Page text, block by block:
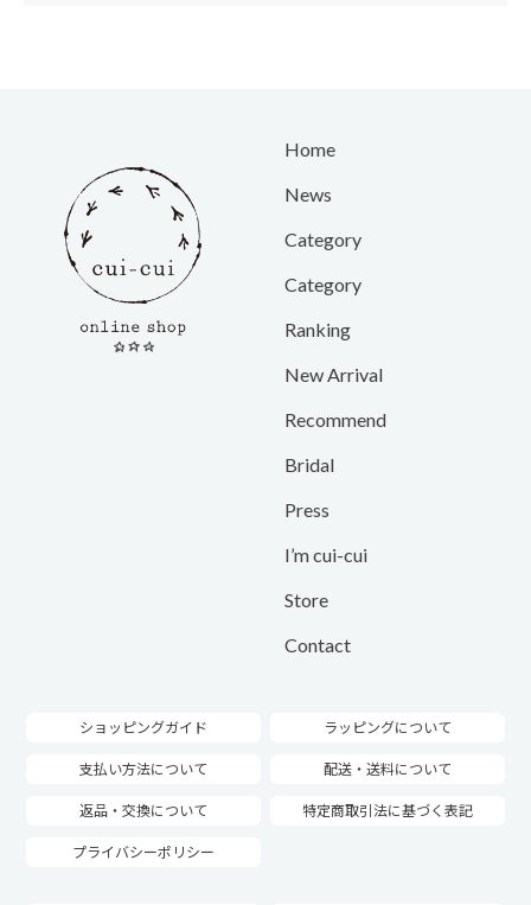
Home
News
Category
Category
Ranking
New Arrival
Recommend
Bridal
Press
I’m cui-cui
Store
Contact
ショッピングガイド ラッピングについて
支払い方法について 配送・送料について
返品・交換について 特定商取引法に基づく表記
プライバシーポリシー